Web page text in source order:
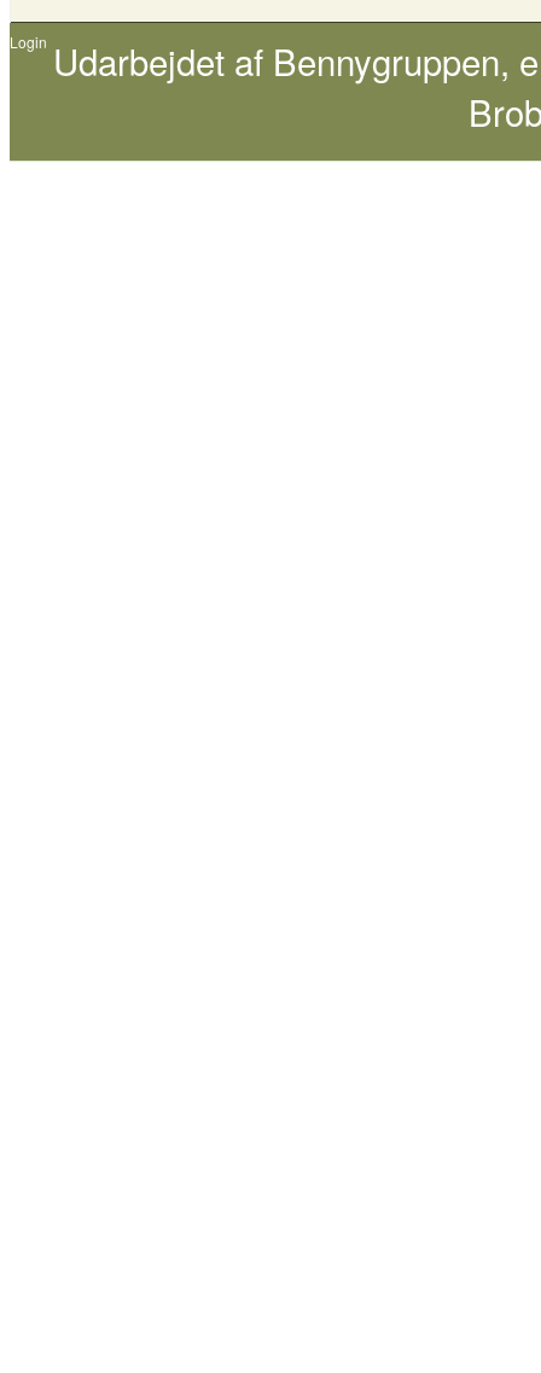
Login Udarbejdet af Bennygruppen,